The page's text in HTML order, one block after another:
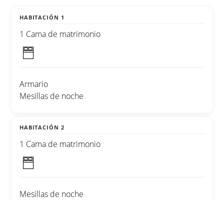
HABITACIÓN 1
1 Cama de matrimonio
Armario
Mesillas de noche
HABITACIÓN 2
1 Cama de matrimonio
Mesillas de noche